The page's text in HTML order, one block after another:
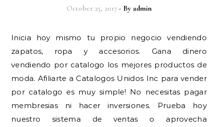
October 25, 2017 - By admin
Inicia hoy mismo tu propio negocio vendiendo
zapatos, ropa y accesorios. Gana dinero
vendiendo por catalogo los mejores productos de
moda. Afiliarte a Catalogos Unidos Inc para vender
por catalogo es muy simple! No necesitas pagar
membresias ni hacer inversiones. Prueba hoy
nuestro sistema de ventas o aprovecha